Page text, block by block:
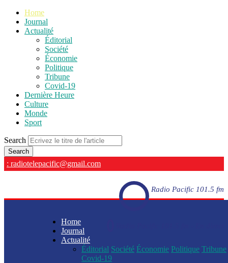
Home
Journal
Actualité
Éditorial
Société
Économie
Politique
Tribune
Covid-19
Dernière Heure
Culture
Monde
Sport
Search
: radiotelepacific@gmail.com
Radio Pacific 101.5 fm
Home
Journal
Actualité
Éditorial Société Économie Politique Tribune
Covid-19